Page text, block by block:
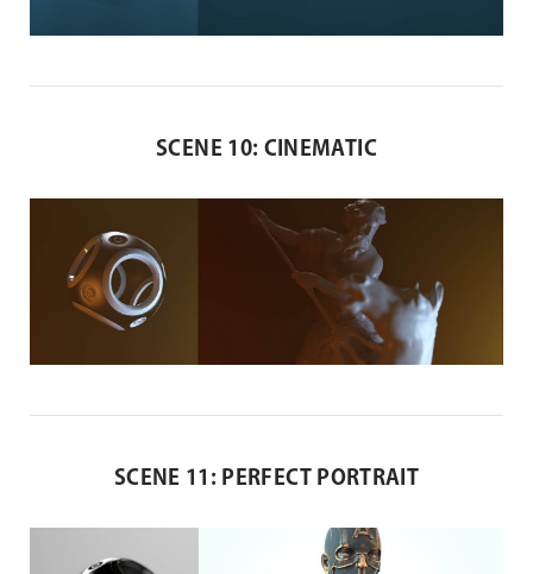
SCENE 10: CINEMATIC
SCENE 11: PERFECT PORTRAIT